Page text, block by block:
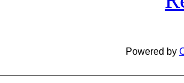
Powered by